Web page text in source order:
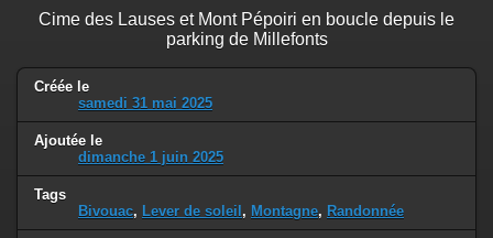
Cime des Lauses et Mont Pépoiri en boucle depuis le
parking de Millefonts
Créée le
samedi 31 mai 2025
Ajoutée le
dimanche 1 juin 2025
Tags
Bivouac, Lever de soleil , Montagne, Randonnée